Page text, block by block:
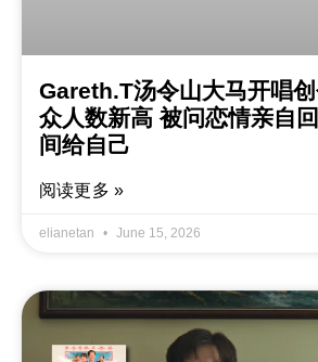
Gareth.T汤令山大马开唱
众人数新高 被问恋情亲自
间给自己
阅读更多 »
elianetan June 15, 2026